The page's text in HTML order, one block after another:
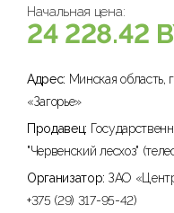
Начальная цена:
24 228.42
Адрес: Минская область,
«Загорье»
Продавец:
"Червенский лесхоз"
Организатор: ЗАО
+375 (29) 317-95-42)